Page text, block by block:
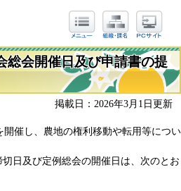
総会開催日及び申請書の提
掲載日：2026年3月1日更新
催し、農地の権利移動や転用等につい
日及び定例総会の開催日は、次のとお